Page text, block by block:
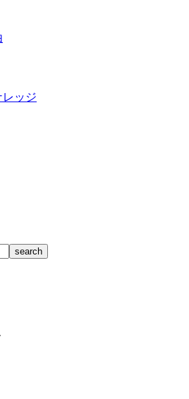
レッジ